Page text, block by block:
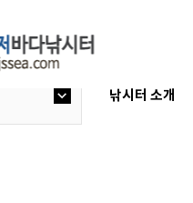
낚시터 소개